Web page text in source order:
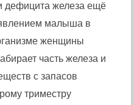
дефицита железа ещё
малыша в
женщины
часть железа и
с запасов
триместру